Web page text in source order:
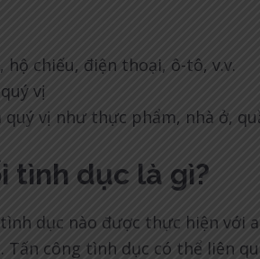
hộ chiếu, điện thoại, ô-tô, v.v.
vị
vị như thực phẩm, nhà ở,
tình dục là gì?
dục nào được thực hiện với
Tấn công tình dục có thể liên